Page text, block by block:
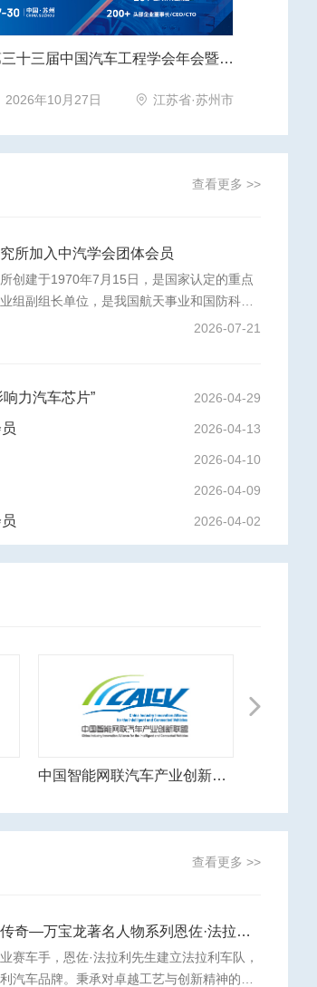
第三十三届中国汽车工程学会年会暨展览会
2026年10月27日 江苏省·苏州市
查看更多 >>
所加入中汽学会团体会员
创建于1970年7月15日，是国家认定的重点
组副组长单位，是我国航天事业和国防科技
航天强国建设和国防武器装备建设的主力军。
2026-07-21
力汽车芯片” 2026-04-29
2026-04-13
2026-04-10
2026-04-09
2026-04-02
中国智能网联汽车产业创新联盟
Next
查看更多 >>
用书写纪念跃马传奇—万宝龙著名人物系列恩佐·法拉利特别款书写工具
赛车手，恩佐·法拉利先生建立法拉利车队，
汽车品牌。秉承对卓越工艺与创新精神的共